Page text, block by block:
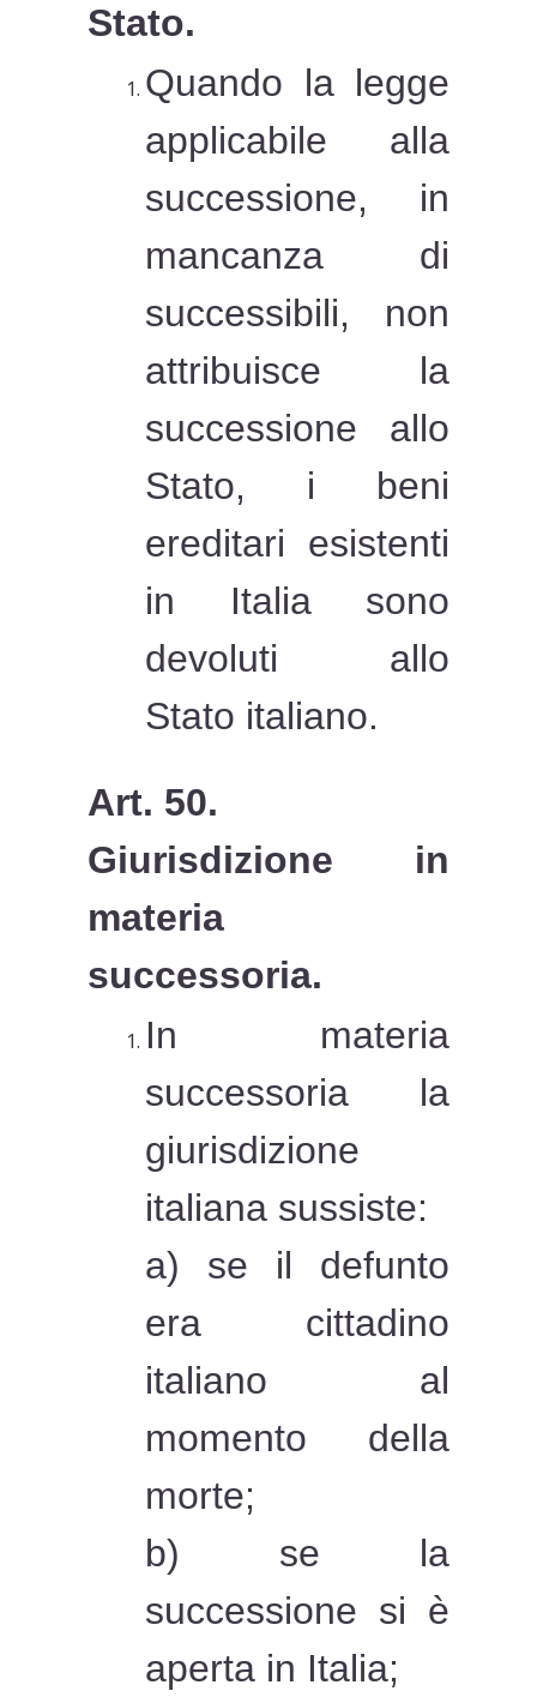
Stato.
Quando la legge
applicabile alla
successione, in
mancanza di
successibili, non
attribuisce la
successione allo
Stato, i beni
ereditari esistenti
in Italia sono
devoluti allo
Stato italiano.
Art. 50.
Giurisdizione in
materia
successoria.
In materia
successoria la
giurisdizione
italiana sussiste:
a) se il defunto
era cittadino
italiano al
momento della
morte;
b) se la
successione si è
aperta in Italia;